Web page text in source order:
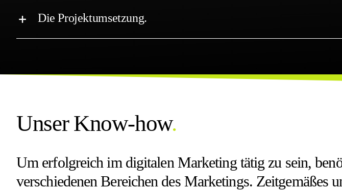
Die Projektumsetzung.
Unser Know-how.
Um erfolgreich im digitalen Marketing tätig zu sein,
verschiedenen Bereichen des Marketings. Zeitgemäßes